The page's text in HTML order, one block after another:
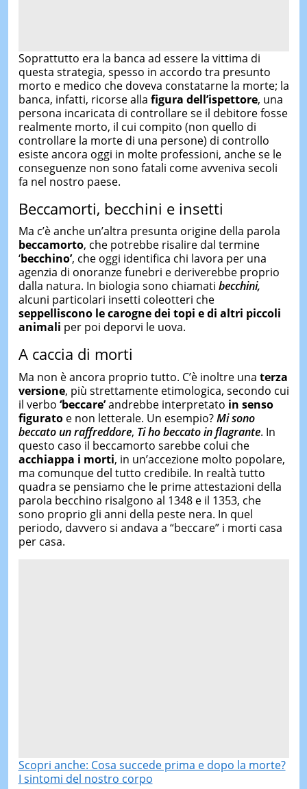
Soprattutto era la banca ad essere la vittima di
questa strategia, spesso in accordo tra presunto
morto e medico che doveva constatarne la morte; la
banca, infatti, ricorse alla figura dell’ispettore, una
persona incaricata di controllare se il debitore fosse
realmente morto, il cui compito (non quello di
controllare la morte di una persone) di controllo
esiste ancora oggi in molte professioni, anche se le
conseguenze non sono fatali come avveniva secoli
fa nel nostro paese.
Beccamorti, becchini e insetti
Ma c’è anche un’altra presunta origine della parola
beccamorto, che potrebbe risalire dal termine
‘becchino’, che oggi identifica chi lavora per una
agenzia di onoranze funebri e deriverebbe proprio
dalla natura. In biologia sono chiamati becchini,
alcuni particolari insetti coleotteri che
seppelliscono le carogne dei topi e di altri piccoli
animali per poi deporvi le uova.
A caccia di morti
Ma non è ancora proprio tutto. C’è inoltre una terza
versione, più strettamente etimologica, secondo cui
il verbo ‘beccare’andrebbe interpretato in senso
figuratoe non letterale. Un esempio?Mi sono
beccato un raffreddore, Ti ho beccato in flagrante. In
questo caso il beccamorto sarebbe colui che
acchiappa i morti, in un’accezione molto popolare,
ma comunque del tutto credibile. In realtà tutto
quadra se pensiamo che le prime attestazioni della
parola becchino risalgono al 1348 e il 1353, che
sono proprio gli anni della peste nera. In quel
periodo, davvero si andava a “beccare” i morti casa
per casa.
Scopri anche: Cosa succede prima e dopo la morte?
I sintomi del nostro corpo